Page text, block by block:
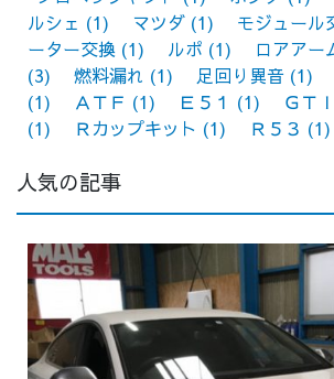
ルシェ (1) マツダ (1) モジュール
ーター交換 (1) ルポ (1) ロアアー
(3)
燃料漏れ (1) 足回り異音 (1)
(1)
ＡＴＦ (1) Ｅ５１ (1) ＧＴＩ
(1)
Ｒカップキット (1) Ｒ５３ (1)
人気の記事